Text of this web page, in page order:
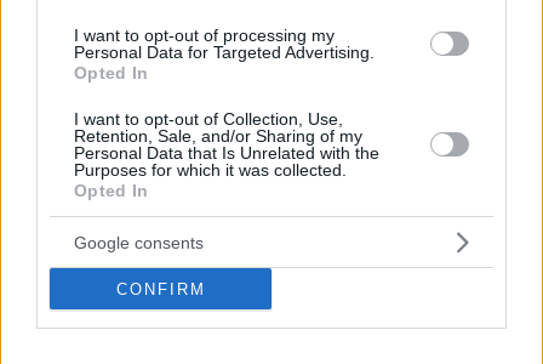
I want to opt-out of processing my
Personal Data for Targeted Advertising.
Opted In
I want to opt-out of Collection, Use,
Retention, Sale, and/or Sharing of my
Personal Data that Is Unrelated with the
Purposes for which it was collected.
Opted In
Google consents
CONFIRM
Γενετικά τροποποιημένα μωρά: Μετά τον σάλο, «παύση»
στα πειράματά του ανακοίνωσε ο Κινέζος γενετιστής
Ο Χε επιβεβαίωσε ότι κατάφερε να γεννηθούν δίδυμα
των οποίων το DNA τροποποιήθηκε για να
προστατεύονται από τον ιό του AIDS, ενώ δήλωσε
υπερήφανος για το επίτευγμά του
28.11.2018, 12:29 6